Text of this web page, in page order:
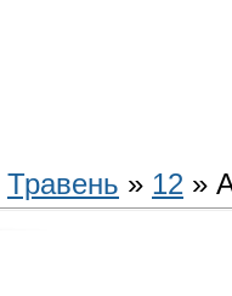
Травень » 12 »